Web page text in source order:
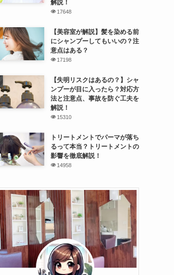
解説！
17648
【美容室が解説】髪を染める前
にシャンプーしてもいいの？注
意点はある？
17198
【失明リスクはあるの？】シャ
ンプーが目に入ったら？対応方
法と注意点、事故を防ぐ工夫を
解説！
15310
トリートメントでパーマが落ち
るって本当？トリートメントの
影響を徹底解説！
14958